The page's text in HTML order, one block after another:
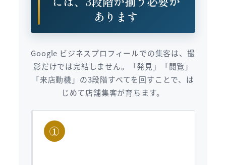
あります
Google ビジネスプロフィールでの集客は、撮
影だけでは完結しません。「発見」「閲覧」
「来店動機」の3段階すべてを回すことで、は
じめて店舗集客が育ちます。
①